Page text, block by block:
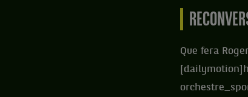
Que fera